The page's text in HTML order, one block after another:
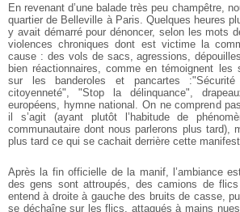
En revenant d’une balade très peu champêtre,
quartier de Belleville à Paris. Quelques heures
y avait démarré pour dénoncer, selon les mots
violences chroniques dont est victime la
cause : des vols de sacs, agressions,
bien réactionnaires, comme en témoignent
sur les banderoles et pancartes
citoyenneté", "Stop la délinquance",
européens, hymne national. On ne comprend
il s’agit (ayant plutôt l’habitude de
communautaire dont nous parlerons plus tard),
plus tard ce qui se cachait derrière cette
Après la fin officielle de la manif, l’ambiance
des gens sont attroupés, des camions de
entend à droite à gauche des bruits de casse,
se déchaîne sur les flics, attaqués à mains